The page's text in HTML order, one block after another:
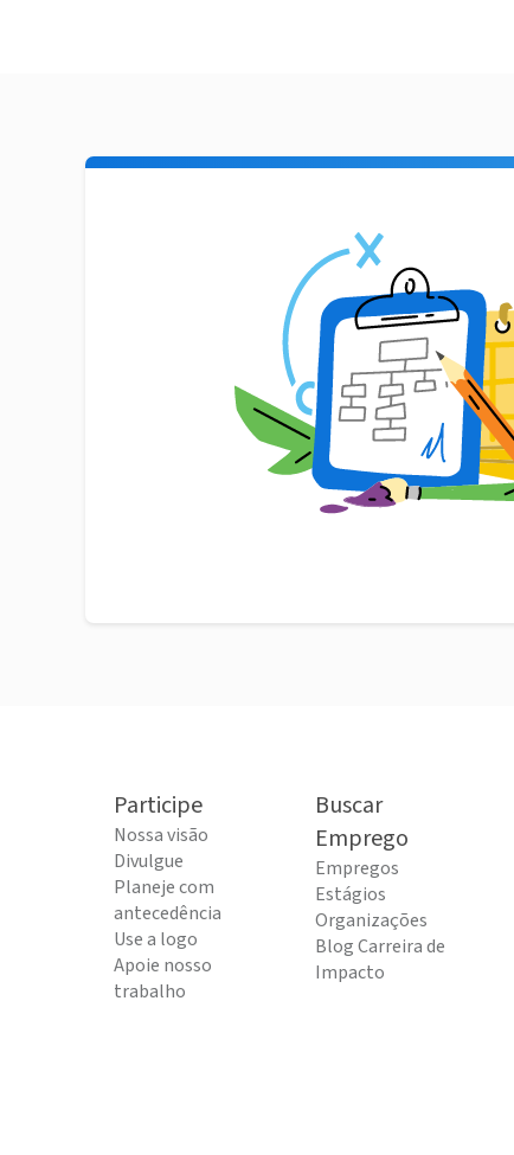
Participe
Nossa visão
Divulgue
Planeje com
antecedência
Use a logo
Apoie nosso
trabalho
Buscar
Emprego
Empregos
Estágios
Organizações
Blog Carreira de
Impacto